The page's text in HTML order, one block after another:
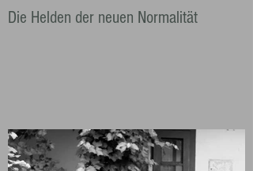
Die Helden der neuen Normalität